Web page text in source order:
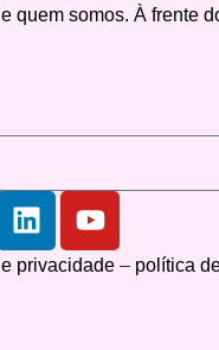
quem somos. À frente
privacidade – política